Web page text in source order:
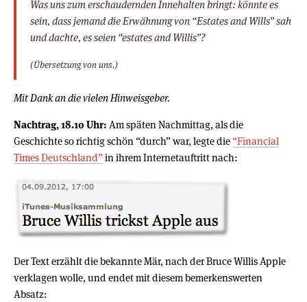
Was uns zum erschaudernden Innehalten bringt: könnte es
sein, dass jemand die Erwähnung von “Estates and Wills” sah
und dachte, es seien “estates and Willis”?
(Übersetzung von uns.)
Mit Dank an die vielen Hinweisgeber.
Nachtrag, 18.10 Uhr: Am späten Nachmittag, als die
Geschichte so richtig schön “durch” war, legte die “Financial
Times Deutschland”in ihrem Internetauftritt nach:
Der Text erzählt die bekannte Mär, nach der Bruce Willis Apple
verklagen wolle, und endet mit diesem bemerkenswerten
Absatz: